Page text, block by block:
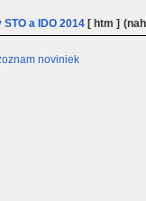
STO a IDO 2014 [ htm ]
noviniek